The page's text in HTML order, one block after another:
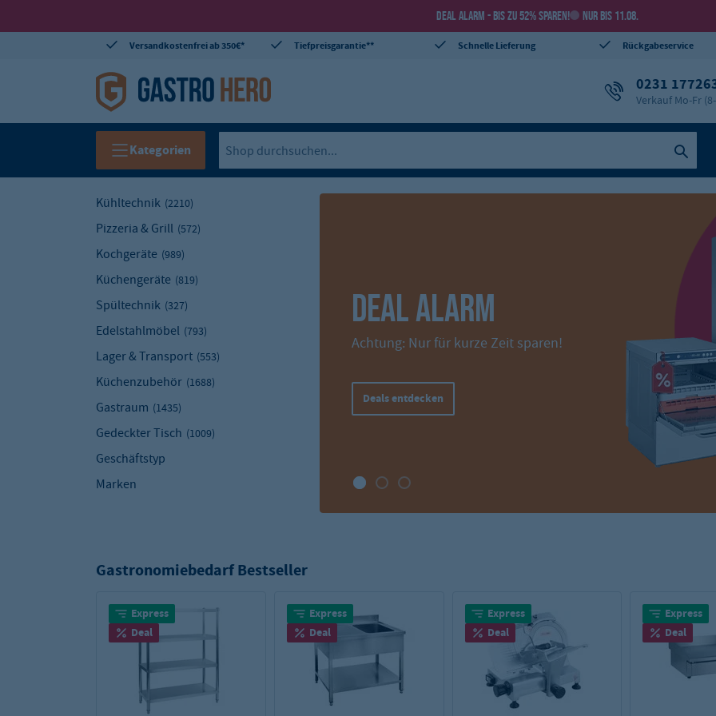
DEAL ALARM - BIS ZU 52% SPAREN! NUR BIS 11.08.
Versandkostenfrei ab 350€* Tiefpreisgarantie** Schnelle Lieferung Rückgabeservice
0231
Verkauf Mo-Fr
Kategorien
Kühltechnik (2210)
Pizzeria & Grill (572)
Kochgeräte (989)
Küchengeräte (819)
Spültechnik (327)
Edelstahlmöbel (793)
Lager & Transport (553)
Küchenzubehör (1688)
Gastraum (1435)
Gedeckter Tisch (1009)
Geschäftstyp
Marken
PRAKTISCHE GN-BEHÄLTER
entdecken!
Zur GN-Behälter Auswahl
Gastronomiebedarf Bestseller
Express
Deal
Express
Deal
Express
Deal
Express
Deal